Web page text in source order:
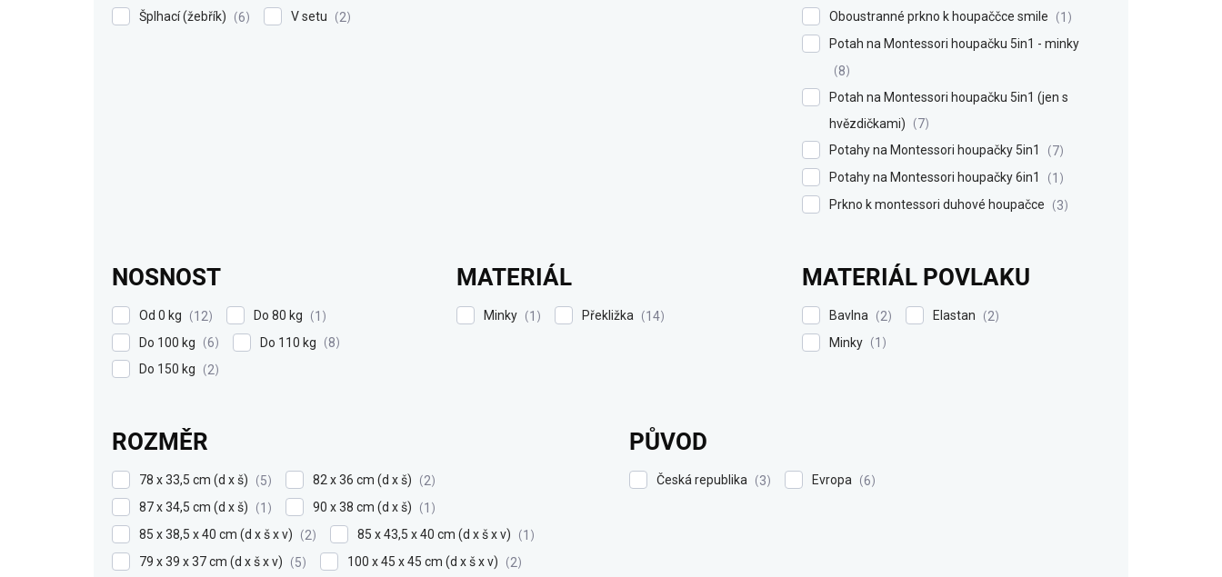
Šplhací (žebřík)
6 V setu 2
Oboustranné prkno k houpaččce smile
1
Potah na Montessori houpačku 5in1 - minky
8
Potah na Montessori houpačku 5in1 (jen s
hvězdičkami)
7
Potahy na Montessori houpačky 5in1
7
Potahy na Montessori houpačky 6in1
1
Prkno k montessori duhové houpačce
3
NOSNOST
Od 0 kg 12 Do 80 kg
1
Do 100 kg
6 Do 110 kg
8
Do 150 kg
2
MATERIÁL
Minky 1 Překližka 14
MATERIÁL POVLAKU
Bavlna 2 Elastan
2
Minky
1
ROZMĚR
78 x 33,5 cm (d x š) 5 82 x 36 cm (d x š)
2
87 x 34,5 cm (d x š)
1 90 x 38 cm (d x š)
1
85 x 38,5 x 40 cm (d x š x v)
2 85 x 43,5 x 40 cm (d x š x v)
1
79 x 39 x 37 cm (d x š x v)
5 100 x 45 x 45 cm (d x š x v) 2
PŮVOD
Česká republika 3 Evropa 6